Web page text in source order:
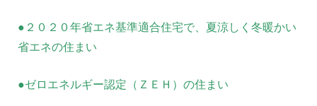
●２０２０年省エネ基準適合住宅で、夏涼しく冬暖かい
省エネの住まい
●ゼロエネルギー認定（ＺＥＨ）の住まい